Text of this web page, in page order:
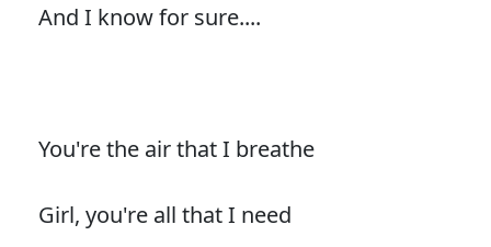
And I know for sure....
You're the air that I breathe
Girl, you're all that I need